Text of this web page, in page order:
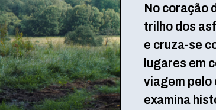
No coração
trilho dos
e cruza-se
lugares em
viagem pelo
examina